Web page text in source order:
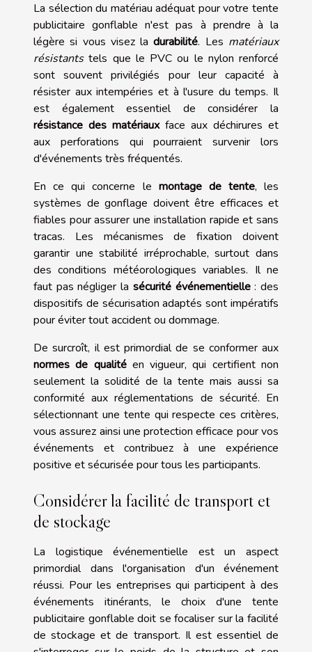
La sélection du matériau adéquat pour votre tente
publicitaire gonflable n'est pas à prendre à la
légère si vous visez ladurabilité. Les matériaux
résistantstels que le PVC ou le nylon renforcé
sont souvent privilégiés pour leur capacité à
résister aux intempéries et à l'usure du temps. Il
est également essentiel de considérer la
résistance des matériauxface aux déchirures et
aux perforations qui pourraient survenir lors
d'événements très fréquentés.
En ce qui concerne le montage de tente, les
systèmes de gonflage doivent être efficaces et
fiables pour assurer une installation rapide et sans
tracas. Les mécanismes de fixation doivent
garantir une stabilité irréprochable, surtout dans
des conditions météorologiques variables. Il ne
faut pas négliger la sécurité événementielle: des
dispositifs de sécurisation adaptés sont impératifs
pour éviter tout accident ou dommage.
De surcroît, il est primordial de se conformer aux
normes de qualitéen vigueur, qui certifient non
seulement la solidité de la tente mais aussi sa
conformité aux réglementations de sécurité. En
sélectionnant une tente qui respecte ces critères,
vous assurez ainsi une protection efficace pour vos
événements et contribuez à une expérience
positive et sécurisée pour tous les participants.
Considérer la facilité de transport et
de stockage
La logistique événementielle est un aspect
primordial dans l'organisation d'un événement
réussi. Pour les entreprises qui participent à des
événements itinérants, le choix d'une tente
publicitaire gonflable doit se focaliser sur la facilité
de stockage et de transport. Il est essentiel de